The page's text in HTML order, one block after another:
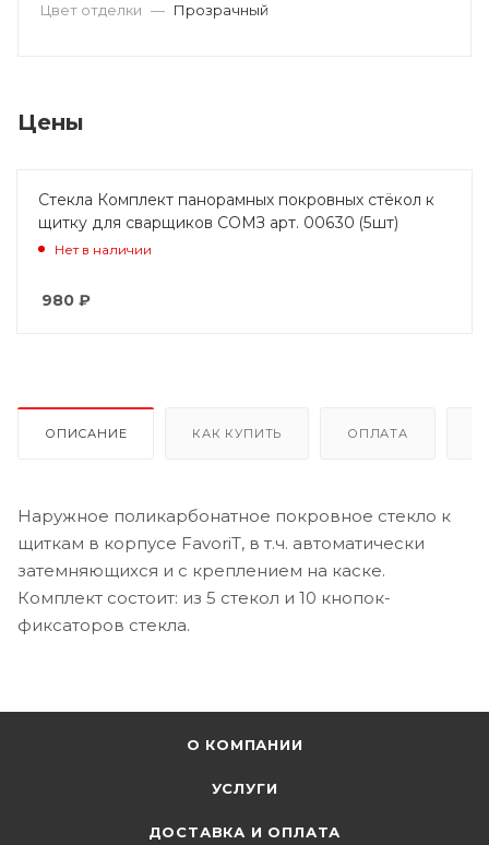
Цвет отделки — Прозрачный
Цены
Стекла Комплект панорамных покровных стёкол к
щитку для сварщиков СОМЗ арт. 00630 (5шт)
Нет в наличии
980 ₽
ОПИСАНИЕ КАК КУПИТЬ ОПЛАТА
Наружное поликарбонатное покровное стекло к
щиткам в корпусе FavoriT, в т.ч. автоматически
затемняющихся и с креплением на каске.
Комплект состоит: из 5 стекол и 10 кнопок-
фиксаторов стекла.
О КОМПАНИИ
УСЛУГИ
ДОСТАВКА И ОПЛАТА